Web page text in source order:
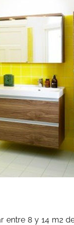
entre 8 y 14 m2